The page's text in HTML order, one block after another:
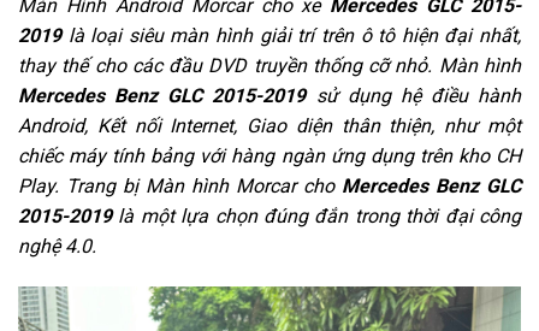
Màn Hình Android Morcar cho xe Mercedes GLC 2015-
2019là loại siêu màn hình giải trí trên ô tô hiện đại nhất,
thay thế cho các đầu DVD truyền thống cỡ nhỏ. Màn hình
Mercedes Benz GLC 2015-2019sử dụng hệ điều hành
Android, Kết nối Internet, Giao diện thân thiện, như một
chiếc máy tính bảng với hàng ngàn ứng dụng trên kho CH
Play. Trang bị Màn hình Morcar cho Mercedes Benz GLC
2015-2019là một lựa chọn đúng đắn trong thời đại công
nghệ 4.0.